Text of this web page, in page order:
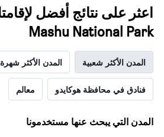
Mashu National Park
المدن الأكثر شعبية المدن الأكثر شهرة
فنادق في محافظة هوكايدو معالم
المدن التي يبحث عنها مستخدمونا